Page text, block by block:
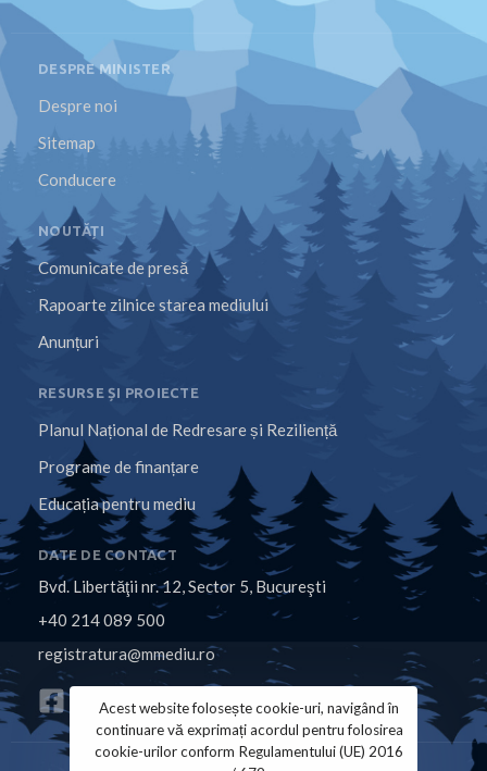
DESPRE MINISTER
Despre noi
Sitemap
Conducere
NOUTĂȚI
Comunicate de presă
Rapoarte zilnice starea mediului
Anunțuri
RESURSE ȘI PROIECTE
Planul Național de Redresare și Reziliență
Programe de finanțare
Educația pentru mediu
DATE DE CONTACT
Bvd. Libertăţii nr. 12, Sector 5, Bucureşti
+40 214 089 500
registratura@mmediu.ro
Acest website folosește cookie-uri, navigând în
continuare vă exprimați acordul pentru folosirea
cookie-urilor conform Regulamentului (UE) 2016